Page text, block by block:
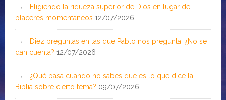
Eligiendo la riqueza superior de Dios en lugar de
placeres momentáneos 12/07/2026
Diez preguntas en las que Pablo nos pregunta: ¿No se
dan cuenta? 12/07/2026
¿Qué pasa cuando no sabes qué es lo que dice la
Biblia sobre cierto tema? 09/07/2026